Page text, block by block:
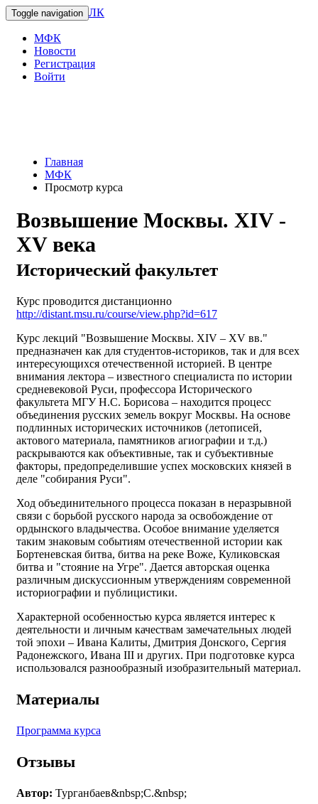
Toggle navigation ЛК
МФК
Новости
Регистрация
Войти
Главная
МФК
Просмотр курса
Возвышение Москвы. XIV -
XV века
Исторический факультет
Курс проводится дистанционно
http://distant.msu.ru/course/view.php?id=617
Курс лекций "Возвышение Москвы. XIV – XV вв."
предназначен как для студентов-историков, так и для всех
интересующихся отечественной историей. В центре
внимания лектора – известного специалиста по истории
средневековой Руси, профессора Исторического
факультета МГУ Н.С. Борисова – находится процесс
объединения русских земель вокруг Москвы. На основе
подлинных исторических источников (летописей,
актового материала, памятников агиографии и т.д.)
раскрываются как объективные, так и субъективные
факторы, предопределившие успех московских князей в
деле "собирания Руси".
Ход объединительного процесса показан в неразрывной
связи с борьбой русского народа за освобождение от
ордынского владычества. Особое внимание уделяется
таким знаковым событиям отечественной истории как
Бортеневская битва, битва на реке Воже, Куликовская
битва и "стояние на Угре". Дается авторская оценка
различным дискуссионным утверждениям современной
историографии и публицистики.
Характерной особенностью курса является интерес к
деятельности и личным качествам замечательных людей
той эпохи – Ивана Калиты, Дмитрия Донского, Сергия
Радонежского, Ивана III и других. При подготовке курса
использовался разнообразный изобразительный материал.
Материалы
Программа курса
Отзывы
Автор: Турганбаев&nbsp;С.&nbsp;